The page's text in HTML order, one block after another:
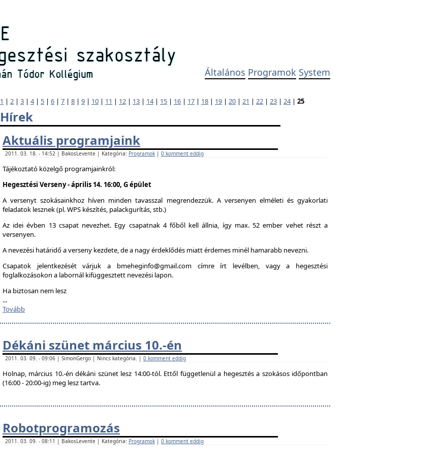
Általános Programok System
1 | 2 | 3 | 4| 5 | 6 | 7 | 8 | 9 | 10 | 11 | 12 | 13 | 14| 15 | 16 | 17 | 18 | 19 | 20 | 21 | 22 | 23 | 24| 25
Hírek
Aktuális programjaink
2011. 03. 18. - 14:52 | BakosLevente | Kategória: Programok | 0 komment eddig
Tájékoztató közelgő programjainkról:
Hegesztési Verseny - április 14. 16:00, G épület
A versenyt szokásainkhoz híven minden tavasszal megrendezzük. A versenyen elméleti és gyakorlati
feladatok lesznek (pl. WPS készítés, palackgurítás, stb.)
Az idei évben 13 csapat nevezhet. Egy csapatnak 4 főből kell állnia, így max. 52 ember vehet részt a
versenyen.
A nevezési határidő a verseny kezdete, de a nagy érdeklődés miatt érdemes minél hamarabb nevezni.
Csapatok jelentkezését várjuk a bmeheginfo@gmail.com címre írt levélben, vagy a hegesztési
foglalkozásokon a labornál kifüggesztett nevezési lapon.
Ha biztosan nem lesz
...
Tovább
Dékáni szünet március 10.-én
2011. 03. 09. - 09:06 | SimonGergo | Nincs kategória. | 0 komment eddig
Holnap, március 10.-én dékáni szünet lesz 14:00-tól. Ettől függetlenül a hegesztés a szokásos időpontban
(16:00 - 20:00-ig) meg lesz tartva.
Robotprogramozás
2011. 03. 09. - 08:11 | BakosLevente | Kategória: Programok | 0 komment eddig